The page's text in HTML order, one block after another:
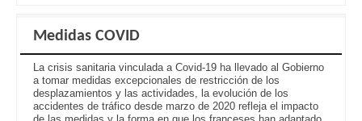
Medidas COVID
La crisis sanitaria vinculada a Covid-19 ha llevado al Gobierno
a tomar medidas excepcionales de restricción de los
desplazamientos y las actividades, la evolución de los
accidentes de tráfico desde marzo de 2020 refleja el impacto